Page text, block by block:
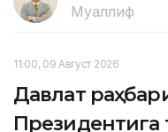
Муаллиф
11:00, 09 Август 2026
Давлат
Президентига